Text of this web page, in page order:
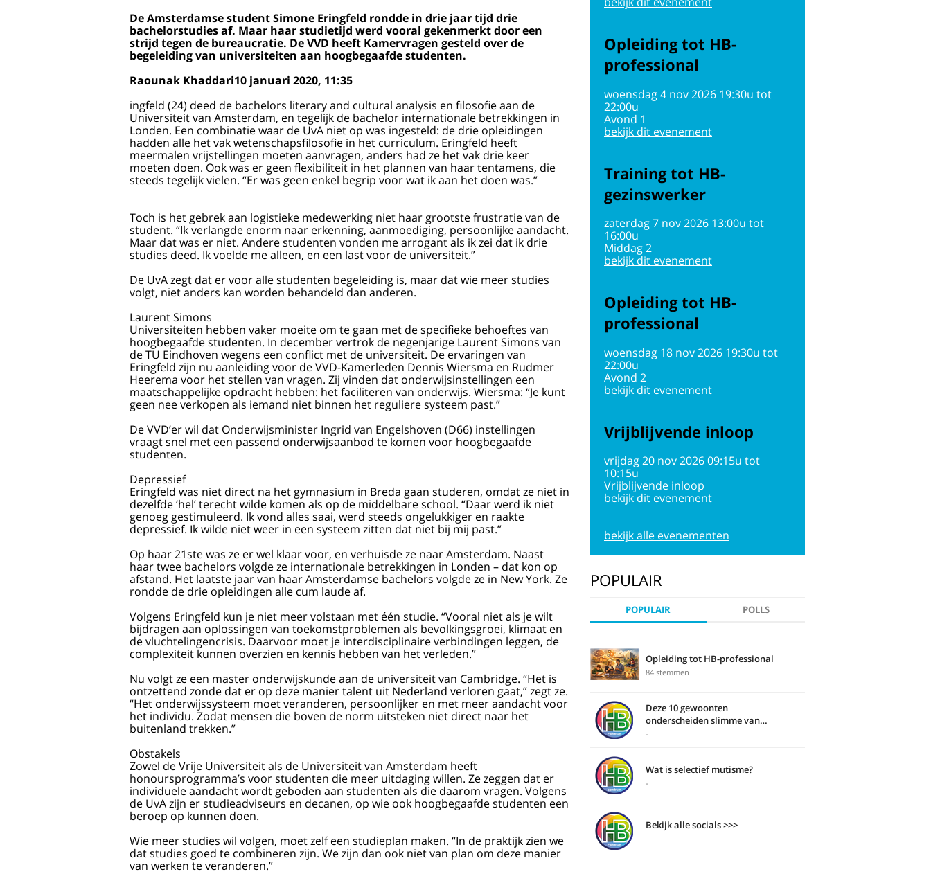
De Amsterdamse student Simone Eringfeld rondde in drie jaar tijd drie
bachelorstudies af. Maar haar studietijd werd vooral gekenmerkt door een
strijd tegen de bureaucratie. De VVD heeft Kamervragen gesteld over de
begeleiding van universiteiten aan hoogbegaafde studenten.
Raounak Khaddari10 januari 2020, 11:35
ingfeld (24) deed de bachelors literary and cultural analysis en filosofie aan de
Universiteit van Amsterdam, en tegelijk de bachelor internationale betrekkingen in
Londen. Een combinatie waar de UvA niet op was ingesteld: de drie opleidingen
hadden alle het vak wetenschapsfilosofie in het curriculum. Eringfeld heeft
meermalen vrijstellingen moeten aanvragen, anders had ze het vak drie keer
moeten doen. Ook was er geen flexibiliteit in het plannen van haar tentamens, die
steeds tegelijk vielen. “Er was geen enkel begrip voor wat ik aan het doen was.”
Toch is het gebrek aan logistieke medewerking niet haar grootste frustratie van de
student. “Ik verlangde enorm naar erkenning, aanmoediging, persoonlijke aandacht.
Maar dat was er niet. Andere studenten vonden me arrogant als ik zei dat ik drie
studies deed. Ik voelde me alleen, en een last voor de universiteit.”
De UvA zegt dat er voor alle studenten begeleiding is, maar dat wie meer studies
volgt, niet anders kan worden behandeld dan anderen.
Laurent Simons
Universiteiten hebben vaker moeite om te gaan met de specifieke behoeftes van
hoogbegaafde studenten. In december vertrok de negenjarige Laurent Simons van
de TU Eindhoven wegens een conflict met de universiteit. De ervaringen van
Eringfeld zijn nu aanleiding voor de VVD-Kamerleden Dennis Wiersma en Rudmer
Heerema voor het stellen van vragen. Zij vinden dat onderwijs­instellingen een
maatschappelijke opdracht hebben: het faciliteren van onderwijs. Wiersma: “Je kunt
geen nee verkopen als iemand niet binnen het reguliere systeem past.”
De VVD’er wil dat Onderwijsminister Ingrid van Engelshoven (D66) instellingen
vraagt snel met een passend onderwijsaanbod te komen voor hoogbegaafde
studenten.
Depressief
Eringfeld was niet direct na het gymnasium in Breda gaan studeren, omdat ze niet in
dezelfde ‘hel’ terecht wilde komen als op de middelbare school. “Daar werd ik niet
genoeg gestimuleerd. Ik vond alles saai, werd steeds ongelukkiger en raakte
depressief. Ik wilde niet weer in een systeem zitten dat niet bij mij past.”
Op haar 21ste was ze er wel klaar voor, en verhuisde ze naar Amsterdam. Naast
haar twee bachelors volgde ze internationale betrekkingen in Londen – dat kon op
afstand. Het laatste jaar van haar Amsterdamse bachelors volgde ze in New York. Ze
rondde de drie opleidingen alle cum laude af.
Volgens Eringfeld kun je niet meer volstaan met één studie. “Vooral niet als je wilt
bijdragen aan oplossingen van toekomstproblemen als bevolkingsgroei, klimaat en
de vluchtelingencrisis. Daarvoor moet je interdisciplinaire verbindingen leggen, de
complexiteit kunnen overzien en kennis hebben van het verleden.”
Nu volgt ze een master onderwijskunde aan de universiteit van Cambridge. “Het is
ontzettend zonde dat er op deze manier talent uit Nederland verloren gaat,” zegt ze.
“Het onderwijssysteem moet veranderen, persoonlijker en met meer aandacht voor
het individu. Zodat mensen die boven de norm uitsteken niet direct naar het
buitenland trekken.”
Obstakels
Zowel de Vrije Universiteit als de Universiteit van Amsterdam heeft
honoursprogramma’s voor studenten die meer uit­daging willen. Ze zeggen dat er
individuele aandacht wordt geboden aan studenten als die daarom vragen. Volgens
de UvA zijn er studieadviseurs en decanen, op wie ook hoog­begaafde studenten een
beroep op kunnen doen.
Wie meer studies wil volgen, moet zelf een studieplan maken. “In de praktijk zien we
dat studies goed te combineren zijn. We zijn dan ook niet van plan om deze manier
van werken te veranderen.”
Opleiding tot HB-
professional
woensdag 4 nov 2026 19:30u tot
22:00u
Avond 1
bekijk dit evenement
Training tot HB-
gezinswerker
zaterdag 7 nov 2026 13:00u tot
16:00u
Middag 2
bekijk dit evenement
Opleiding tot HB-
professional
woensdag 18 nov 2026 19:30u tot
22:00u
Avond 2
bekijk dit evenement
Vrijblijvende inloop
vrijdag 20 nov 2026 09:15u tot
10:15u
Vrijblijvende inloop
bekijk dit evenement
bekijk alle evenementen
POPULAIR
POPULAIR POLLS
Opleiding tot HB-professional
84 stemmen
Deze 10 gewoonten
onderscheiden slimme van
domme mensen
-
Wat is selectief mutisme?
-
Bekijk alle socials >>>